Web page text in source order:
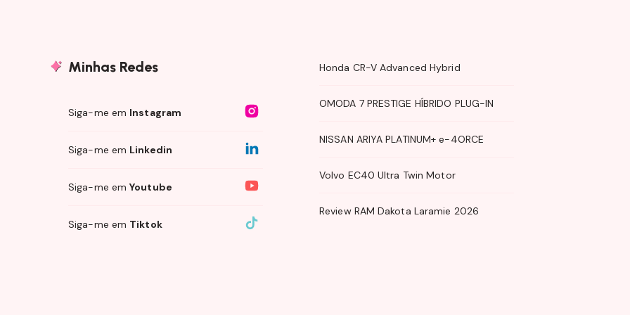
Minhas Redes
Siga-me em Instagram
Siga-me em Linkedin
Siga-me emYoutube
Siga-me em Tiktok
Honda CR-V Advanced Hybrid
OMODA 7 PRESTIGE HÍBRIDO PLUG-IN
NISSAN ARIYA PLATINUM+ e-4ORCE
Volvo EC40 Ultra Twin Motor
Review RAM Dakota Laramie 2026